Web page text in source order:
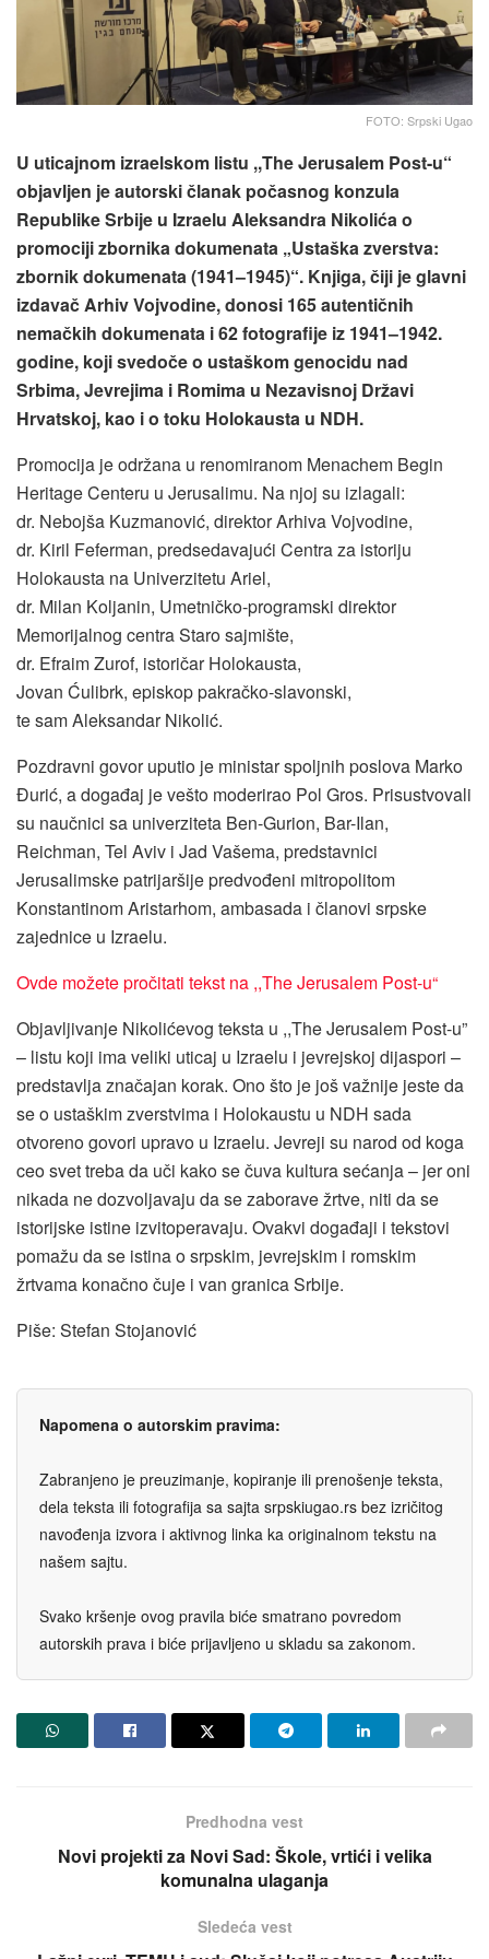
FOTO: Srpski Ugao
U uticajnom izraelskom listu ,,The Jerusalem Post-u“
objavljen je autorski članak počasnog konzula
Republike Srbije u Izraelu Aleksandra Nikolića o
promociji zbornika dokumenata „Ustaška zverstva:
zbornik dokumenata (1941–1945)“. Knjiga, čiji je glavni
izdavač Arhiv Vojvodine, donosi 165 autentičnih
nemačkih dokumenata i 62 fotografije iz 1941–1942.
godine, koji svedoče o ustaškom genocidu nad
Srbima, Jevrejima i Romima u Nezavisnoj Državi
Hrvatskoj, kao i o toku Holokausta u NDH.
Promocija je održana u renomiranom Menachem Begin
Heritage Centeru u Jerusalimu. Na njoj su izlagali:
dr. Nebojša Kuzmanović, direktor Arhiva Vojvodine,
dr. Kiril Feferman, predsedavajući Centra za istoriju
Holokausta na Univerzitetu Ariel,
dr. Milan Koljanin, Umetničko-programski direktor
Memorijalnog centra Staro sajmište,
dr. Efraim Zurof, istoričar Holokausta,
Jovan Ćulibrk, episkop pakračko-slavonski,
te sam Aleksandar Nikolić.
Pozdravni govor uputio je ministar spoljnih poslova Marko
Đurić, a događaj je vešto moderirao Pol Gros. Prisustvovali
su naučnici sa univerziteta Ben-Gurion, Bar-Ilan,
Reichman, Tel Aviv i Jad Vašema, predstavnici
Jerusalimske patrijaršije predvođeni mitropolitom
Konstantinom Aristarhom, ambasada i članovi srpske
zajednice u Izraelu.
Ovde možete pročitati tekst na ,,The Jerusalem Post-u“
Objavljivanje Nikolićevog teksta u ,,The Jerusalem Post-u”
– listu koji ima veliki uticaj u Izraelu i jevrejskoj dijaspori –
predstavlja značajan korak. Ono što je još važnije jeste da
se o ustaškim zverstvima i Holokaustu u NDH sada
otvoreno govori upravo u Izraelu. Jevreji su narod od koga
ceo svet treba da uči kako se čuva kultura sećanja – jer oni
nikada ne dozvoljavaju da se zaborave žrtve, niti da se
istorijske istine izvitoperavaju. Ovakvi događaji i tekstovi
pomažu da se istina o srpskim, jevrejskim i romskim
žrtvama konačno čuje i van granica Srbije.
Piše: Stefan Stojanović
Napomena o autorskim pravima:
Zabranjeno je preuzimanje, kopiranje ili prenošenje teksta,
dela teksta ili fotografija sa sajta srpskiugao.rs bez izričitog
navođenja izvora i aktivnog linka ka originalnom tekstu na
našem sajtu.
Svako kršenje ovog pravila biće smatrano povredom
autorskih prava i biće prijavljeno u skladu sa zakonom.
Predhodna vest
Novi projekti za Novi Sad: Škole, vrtići i velika
komunalna ulaganja
Sledeća vest